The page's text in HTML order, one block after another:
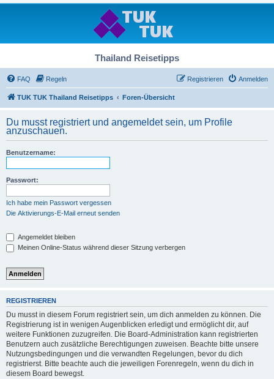
Thailand Reisetipps
FAQ Regeln Anmelden
Registrieren
TUK TUK Thailand Reisetipps Foren-Übersicht
Du musst registriert und angemeldet sein, um Profile
anzuschauen.
Benutzername:
Passwort:
Ich habe mein Passwort vergessen
Die Aktivierungs-E-Mail erneut senden
Angemeldet bleiben
Meinen Online-Status während dieser Sitzung verbergen
REGISTRIEREN
Du musst in diesem Forum registriert sein, um dich anmelden zu können. Die
Registrierung ist in wenigen Augenblicken erledigt und ermöglicht dir, auf
weitere Funktionen zuzugreifen. Die Board-Administration kann registrierten
Benutzern auch zusätzliche Berechtigungen zuweisen. Beachte bitte unsere
Nutzungsbedingungen und die verwandten Regelungen, bevor du dich
registrierst. Bitte beachte auch die jeweiligen Forenregeln, wenn du dich in
diesem Board bewegst.